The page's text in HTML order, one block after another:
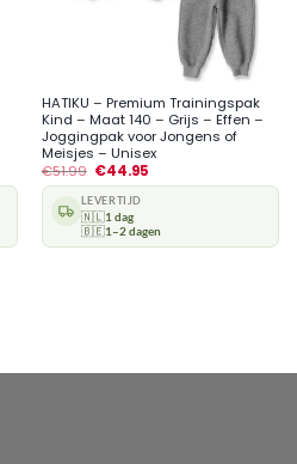
HATIKU – Premium Trainingspak
Kind – Maat 140 – Grijs – Effen –
Joggingpak voor Jongens of
Meisjes – Unisex
€51.99 €44.95
LEVERTIJD
🇳🇱1 dag
🇧🇪1–2 dagen